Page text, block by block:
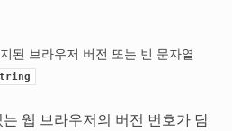
된 브라우저 버전 또는 빈 문자열
웹 브라우저의 버전 번호가 담